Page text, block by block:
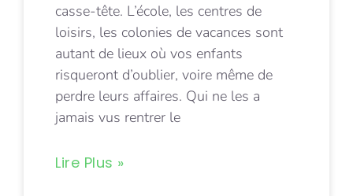
casse-tête. L’école, les centres de
loisirs, les colonies de vacances sont
autant de lieux où vos enfants
risqueront d’oublier, voire même de
perdre leurs affaires. Qui ne les a
jamais vus rentrer le
Lire Plus »